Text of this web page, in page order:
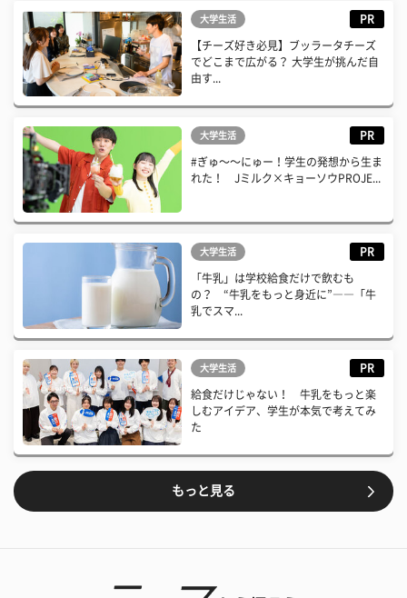
大学生活 PR
【チーズ好き必見】ブッラータチーズ
でどこまで広がる？ 大学生が挑んだ自
由す...
大学生活 PR
#ぎゅ〜〜にゅー！学生の発想から生ま
れた！ Jミルク×キョーソウPROJE...
大学生活 PR
「牛乳」は学校給食だけで飲むも
の？ “牛乳をもっと身近に”――「牛
乳でスマ...
大学生活 PR
給食だけじゃない！ 牛乳をもっと楽
しむアイデア、学生が本気で考えてみ
た
もっと見る